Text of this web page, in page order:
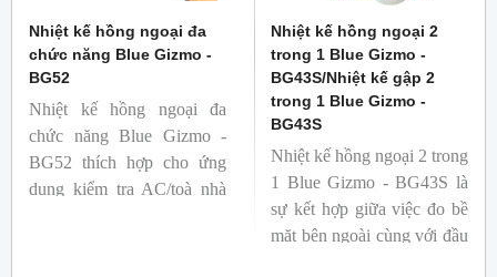
Nhiệt kế hồng ngoại đa
chức năng Blue Gizmo -
BG52
Nhiệt kế hồng ngoại đa
chức năng Blue Gizmo -
BG52 thích hợp cho ứng
dụng kiểm tra AC/toà nhà
Nhiệt kế hồng ngoại 2
trong 1 Blue Gizmo -
BG43S/Nhiệt kế gập 2
trong 1 Blue Gizmo -
BG43S
Nhiệt kế hồng ngoại 2 trong
1 Blue Gizmo - BG43S là
sự kết hợp giữa việc đo bề
mặt bên ngoài cùng với đầu